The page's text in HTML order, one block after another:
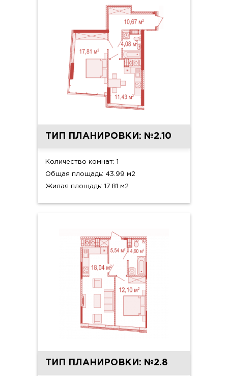
ТИП ПЛАНИРОВКИ: №2.10
Количество комнат: 1
Общая площадь: 43.99 м2
Жилая площадь: 17.81 м2
ТИП ПЛАНИРОВКИ: №2.8